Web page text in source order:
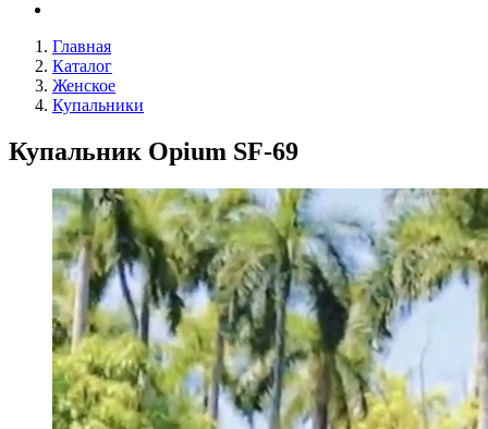
Главная
Каталог
Женское
Купальники
Купальник Opium SF-69